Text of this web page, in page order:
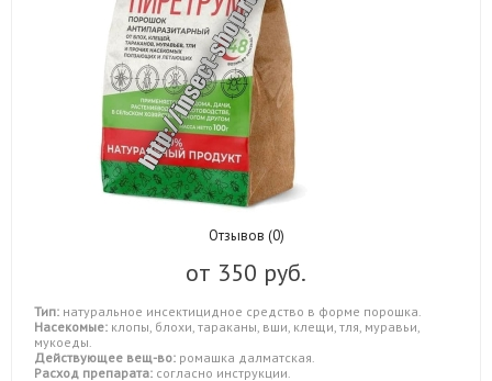
Отзывов (0)
от 350 руб.
Тип: натуральное инсектицидное средство в форме порошка.
Насекомые: клопы, блохи, тараканы, вши, клещи, тля, муравьи,
мукоеды.
Действующее вещ-во: ромашка далматская.
Расход препарата: согласно инструкции.